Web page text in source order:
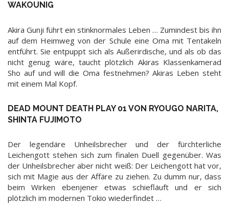
WAKOUNIG
Akira Gunji führt ein stinknormales Leben … Zumindest bis ihn
auf dem Heimweg von der Schule eine Oma mit Tentakeln
entführt. Sie entpuppt sich als Außerirdische, und als ob das
nicht genug wäre, taucht plötzlich Akiras Klassenkamerad
Sho auf und will die Oma festnehmen? Akiras Leben steht
mit einem Mal Kopf.
DEAD MOUNT DEATH PLAY 01 VON RYOUGO NARITA,
SHINTA FUJIMOTO
Der legendäre Unheilsbrecher und der fürchterliche
Leichengott stehen sich zum finalen Duell gegenüber. Was
der Unheilsbrecher aber nicht weiß: Der Leichengott hat vor,
sich mit Magie aus der Affäre zu ziehen. Zu dumm nur, dass
beim Wirken ebenjener etwas schiefläuft und er sich
plötzlich im modernen Tokio wiederfindet …